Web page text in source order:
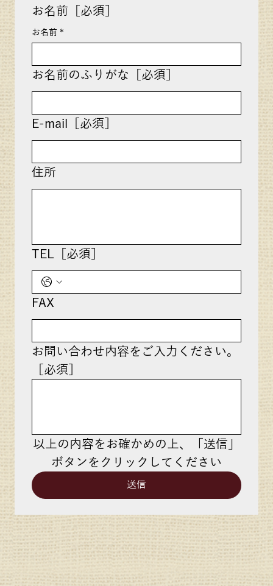
お名前［必須］
お名前 *
お名前のふりがな［必須］
E-mail［必須］
住所
TEL［必須］
FAX
お問い合わせ内容をご入力ください。
［必須］
以上の内容をお確かめの上、「送信」
ボタンをクリックしてください
送信